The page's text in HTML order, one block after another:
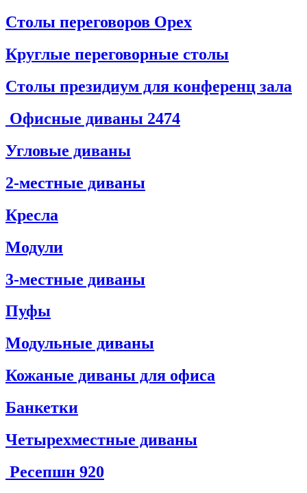
Столы переговоров Орех
Круглые переговорные столы
Столы президиум для конференц зала
Офисные диваны 2474
Угловые диваны
2-местные диваны
Кресла
Модули
3-местные диваны
Пуфы
Модульные диваны
Кожаные диваны для офиса
Банкетки
Четырехместные диваны
Ресепшн 920